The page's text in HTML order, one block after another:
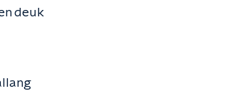
deuk